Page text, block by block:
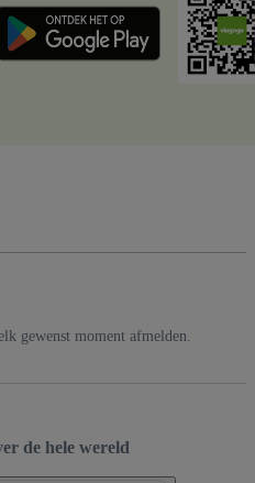
gewenst moment afmelden.
de hele wereld